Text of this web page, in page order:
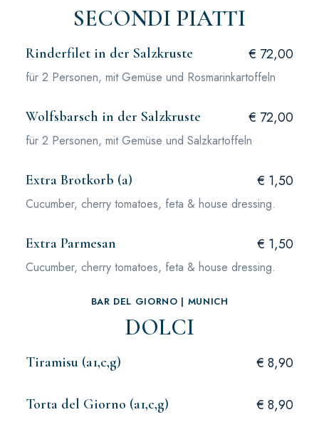
SECONDI PIATTI
Rinderfilet in der Salzkruste € 72,00
für 2 Personen, mit Gemüse und Rosmarinkartoffeln
Wolfsbarsch in der Salzkruste € 72,00
für 2 Personen, mit Gemüse und Salzkartoffeln
Extra Brotkorb (a) € 1,50
Cucumber, cherry tomatoes, feta & house dressing.
Extra Parmesan € 1,50
Cucumber, cherry tomatoes, feta & house dressing.
BAR DEL GIORNO | MUNICH
DOLCI
Tiramisu (a1,c,g) € 8,90
Torta del Giorno (a1,c,g) € 8,90